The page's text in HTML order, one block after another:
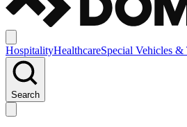
HospitalityHealthcareSpecial Vehicles &
Search